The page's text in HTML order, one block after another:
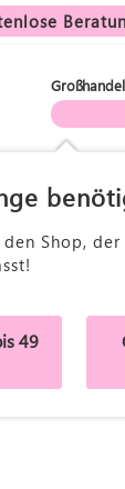
Großhandel
Shop,
49